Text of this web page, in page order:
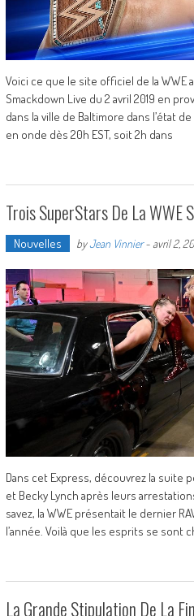
Voici ce que le site officiel de la WWE
Smackdown Live du 2 avril 2019 en
dans la ville de Baltimore dans l’état
en onde dès 20h EST, soit 2h dans
Trois SuperStars De La WWE
Nouvelles byJean Vinnier- avril 2,
Dans cet Express, découvrez la suite
et Becky Lynch après leurs
savez, la WWE présentait le dernier
l’année. Voilà que les esprits se sont
La Grande Stipulation De La